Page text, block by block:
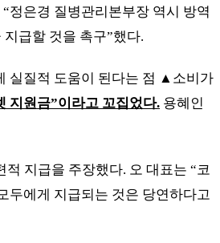
“정은경 질병관리본부장 역시 방역
급할 것을 촉구”했다.
실질적 도움이 된다는 점 ▲ 소비가
지원금”이라고 꼬집었다. 용혜인
적 지급을 주장했다. 오 대표는 “코
두에게 지급되는 것은 당연하다고